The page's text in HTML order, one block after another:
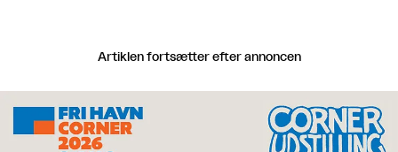
Artiklen fortsætter efter annoncen